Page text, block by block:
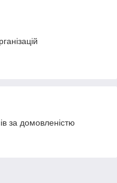
за домовленістю